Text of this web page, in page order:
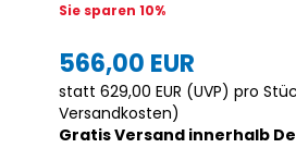
Sie sparen 10%
566,00 EUR
statt 629,00 EUR (UVP) pro
Versandkosten)
Gratis Versand innerhalb